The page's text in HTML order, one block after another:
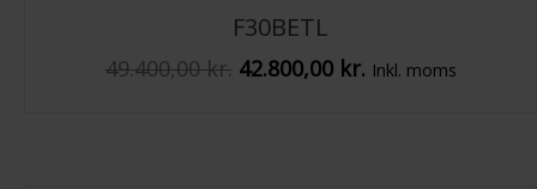
F30BETL
49.400,00kr. Den
42.800,00 kr.Den
Inkl. moms